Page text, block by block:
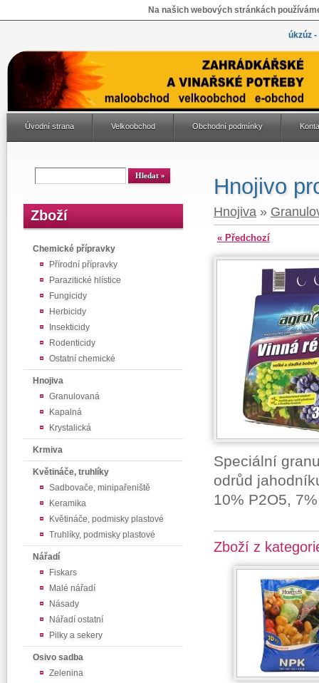
Na našich webových stránkách
úkzúz
Úvodní strana Velkoobchod Obchodní podmínky
Zboží
Chemické přípravky
Přírodní přípravky
Parazitické hlístice
Fungicidy
Herbicidy
Insekticidy
Rodenticidy
Ostatní chemické
Hnojiva
Granulovaná
Kapalná
Krystalická
Krmiva
Květináče, truhlíky
Sadbovače, minipařeniště
Keramika
Květináče, podmisky plastové
Truhlíky, podmisky plastové
Nářadí
Fiskars
Malé nářadí
Násady
Nářadí ostatní
Pilky a sekery
Osivo sadba
Zelenina
Hnojivo
Hnojiva »
« Předchozí
Speciální
odrůd
10% P2O5,
Zboží z